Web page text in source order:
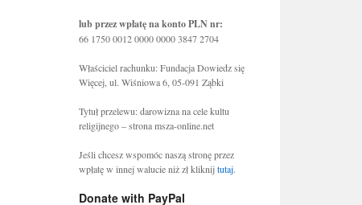
lub przez wpłatę na konto PLN nr:
66 1750 0012 0000 0000 3847 2704
Właściciel rachunku: Fundacja Dowiedz się
Więcej, ul. Wiśniowa 6, 05-091 Ząbki
Tytuł przelewu: darowizna na cele kultu
religijnego – strona msza-online.net
Jeśli chcesz wspomóc naszą stronę przez
wpłatę w innej walucie niż zł kliknijtutaj.
Donate with PayPal